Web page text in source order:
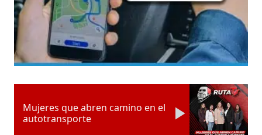
Mujeres que abren camino en el
autotransporte